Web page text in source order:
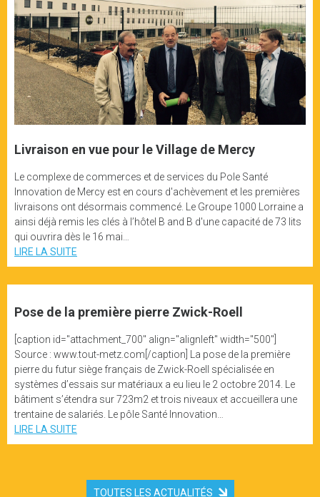
Livraison en vue pour le Village de Mercy
Le complexe de commerces et de services du Pole Santé
Innovation de Mercy est en cours d'achèvement et les premières
livraisons ont désormais commencé. Le Groupe 1000 Lorraine a
ainsi déjà remis les clés à l’hôtel B and B d'une capacité de 73 lits
qui ouvrira dès le 16 mai…
LIRE LA SUITE
Pose de la première pierre Zwick-Roell
[caption id="attachment_700" align="alignleft" width="500"]
Source : www.tout-metz.com[/caption] La pose de la première
pierre du futur siège français de Zwick-Roell spécialisée en
systèmes d’essais sur matériaux a eu lieu le 2 octobre 2014. Le
bâtiment s’étendra sur 723m2 et trois niveaux et accueillera une
trentaine de salariés. Le pôle Santé Innovation…
LIRE LA SUITE
TOUTES LES ACTUALITÉS